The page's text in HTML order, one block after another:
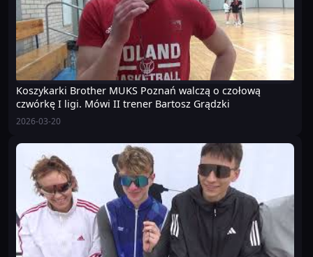
Koszykarki Brother MUKS Poznań walczą o czołową
czwórkę I ligi. Mówi II trener Bartosz Grądzki
2026-03-20